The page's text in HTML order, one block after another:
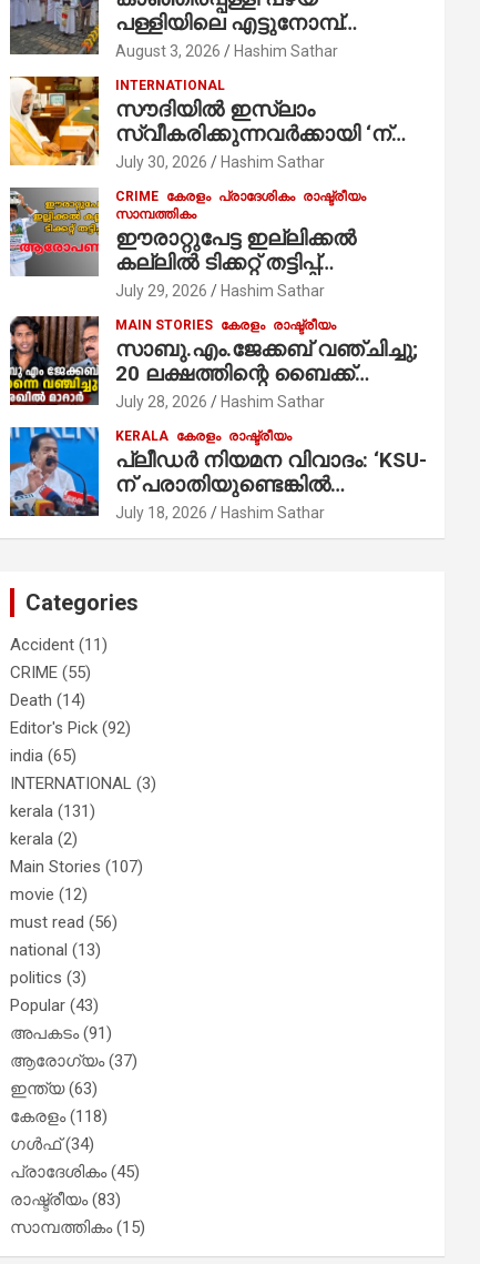
പള്ളിയിലെ എട്ടുനോമ്പ്
ആചരണത്തിന്റെ ഭാഗമായുള്ള
ആർച്ച് പ്രീസ്റ്റ് വെരി. റവ.ഫാ.
കുര്യൻ താമരശ്ശേരി
നിർവഹിക്കുന്നു.
August 3, 2026 Hashim Sathar
INTERNATIONAL
സൗദിയില്‍ ഇസ്‌ലാം
സ്വീകരിക്കുന്നവര്‍ക്കായി ‘ന്യൂ
മുസ്ലിം’ ഡിജിറ്റല്‍ കാര്‍ഡ്
സേവനം ആരംഭിച്ചു
July 30, 2026 Hashim Sathar
CRIME കേരളം പ്രാദേശികം രാഷ്ട്രീയം
സാമ്പത്തികം
ഈരാറ്റുപേട്ട ഇല്ലിക്കൽ
കല്ലിൽ ടിക്കറ്റ് തട്ടിപ്പ്
ആരോപണം;
July 29, 2026 Hashim Sathar
MAIN STORIES കേരളം രാഷ്ട്രീയം
സാബു.എം.ജേക്കബ് വഞ്ചിച്ചു;
20 ലക്ഷത്തിന്റെ ബൈക്ക്
വിറ്റാണ് തൃക്കാക്കരയില്‍
മത്സരിച്ചത്! പ്രചാരണത്തിന്
രണ്ടേ രണ്ടുപേര്‍ മാത്രമാണ്
ഉണ്ടായിരുന്നത്; സാബുവിന്റേത്
വ്യക്തിപരമായ നേട്ടത്തിനുള്ള
പാര്‍ട്ടി; ഇപ്പോള്‍ ഫോണ്‍
വിളിച്ചാല്‍ എടുക്കില്ല;
ദുരനുഭവങ്ങള്‍ തുറന്നടിച്ച്
അഖില്‍ മാരാര്‍ ട്വന്റി 20 വിട്ടു
July 28, 2026 Hashim Sathar
KERALA കേരളം രാഷ്ട്രീയം
പ്ലീഡർ നിയമന വിവാദം: ‘KSU-
ന് പരാതിയുണ്ടെങ്കിൽ
പരിശോധിക്കും’; രമേശ്
ചെന്നിത്തല
July 18, 2026 Hashim Sathar
Categories
Accident (11)
CRIME (55)
Death (14)
Editor's Pick (92)
india (65)
INTERNATIONAL (3)
kerala (131)
kerala (2)
Main Stories (107)
movie (12)
must read (56)
national (13)
politics (3)
Popular (43)
അപകടം(91)
ആരോഗ്യം(37)
ഇന്ത്യ(63)
കേരളം(118)
ഗൾഫ്(34)
പ്രാദേശികം(45)
രാഷ്ട്രീയം(83)
സാമ്പത്തികം(15)